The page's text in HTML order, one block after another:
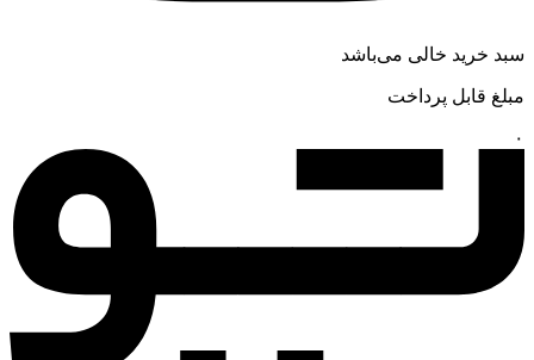
سبد خرید خالی می‌باشد
مبلغ قابل پرداخت
۰